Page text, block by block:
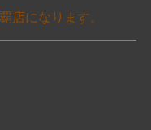
店になります。